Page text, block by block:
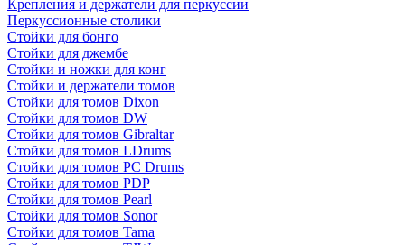
Крепления и держатели для перкуссии
Перкуссионные столики
Стойки для бонго
Стойки для джембе
Стойки и ножки для конг
Стойки и держатели томов
Стойки для томов Dixon
Стойки для томов DW
Стойки для томов Gibraltar
Стойки для томов LDrums
Стойки для томов PC Drums
Стойки для томов PDP
Стойки для томов Pearl
Стойки для томов Sonor
Стойки для томов Tama